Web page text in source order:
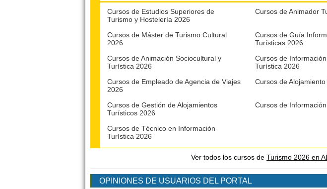
Cursos de Estudios Superiores de
Turismo y Hostelería 2026
Cursos de Animador
Cursos de Máster de Turismo Cultural
2026
Cursos de Guía
Turísticas 2026
Cursos de Animación Sociocultural y
Turística 2026
Cursos de
Turística 2026
Cursos de Empleado de Agencia de Viajes
2026
Cursos de Alojamiento
Cursos de Gestión de Alojamientos
Turísticos 2026
Cursos de
Cursos de Técnico en Información
Turística 2026
Ver todos los cursos de Turismo 2026 en
OPINIONES DE USUARIOS DEL PORTAL